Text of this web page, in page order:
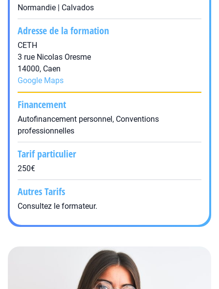
Normandie | Calvados
Adresse de la formation
CETH
3 rue Nicolas Oresme
14000, Caen
Google Maps
Financement
Autofinancement personnel, Conventions
professionnelles
Tarif particulier
250€
Autres Tarifs
Consultez le formateur.